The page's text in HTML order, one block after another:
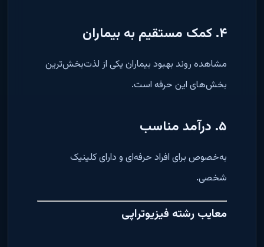
۴. کمک مستقیم به بیماران
مشاهده روند بهبود بیماران یکی از لذت‌بخش‌ترین
بخش‌های این حرفه است.
۵. درآمد مناسب
به‌خصوص برای افراد حرفه‌ای و دارای کلینیک
شخصی.
معایب رشته فیزیوتراپی